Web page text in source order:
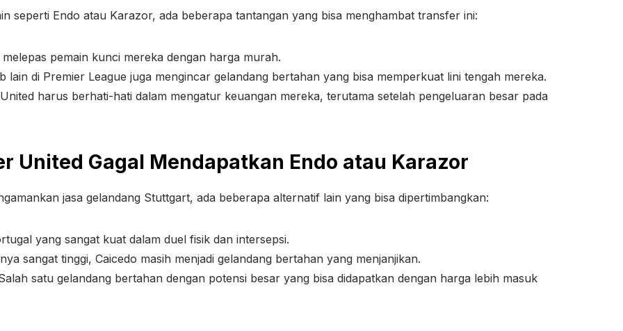
seperti Endo atau Karazor, ada beberapa tantangan yang bisa menghambat transfer ini:
pemain kunci mereka dengan harga murah.
lain di Premier League juga mengincar gelandang bertahan yang bisa memperkuat lini tengah mereka.
harus berhati-hati dalam mengatur keuangan mereka, terutama setelah pengeluaran besar pada
United Gagal Mendapatkan Endo atau Karazor
jasa gelandang Stuttgart, ada beberapa alternatif lain yang bisa dipertimbangkan:
yang sangat kuat dalam duel fisik dan intersepsi.
sangat tinggi, Caicedo masih menjadi gelandang bertahan yang menjanjikan.
satu gelandang bertahan dengan potensi besar yang bisa didapatkan dengan harga lebih masuk